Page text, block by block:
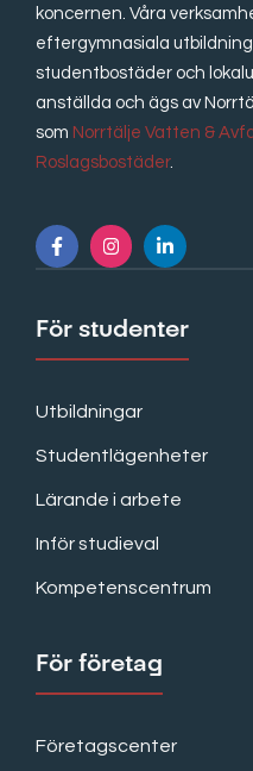
koncernen. Våra
eftergymnasiala
studentbostäder och
anställda och ägs av
som Norrtälje Vatten &
Roslagsbostäder.
För studenter
Utbildningar
Studentlägenheter
Lärande i arbete
Inför studieval
Kompetenscentrum
För företag
Företagscenter